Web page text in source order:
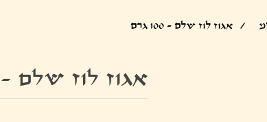
/ אגוז לוז שלם - 100 גרם
אגוז לוז שלם - 100 גרם